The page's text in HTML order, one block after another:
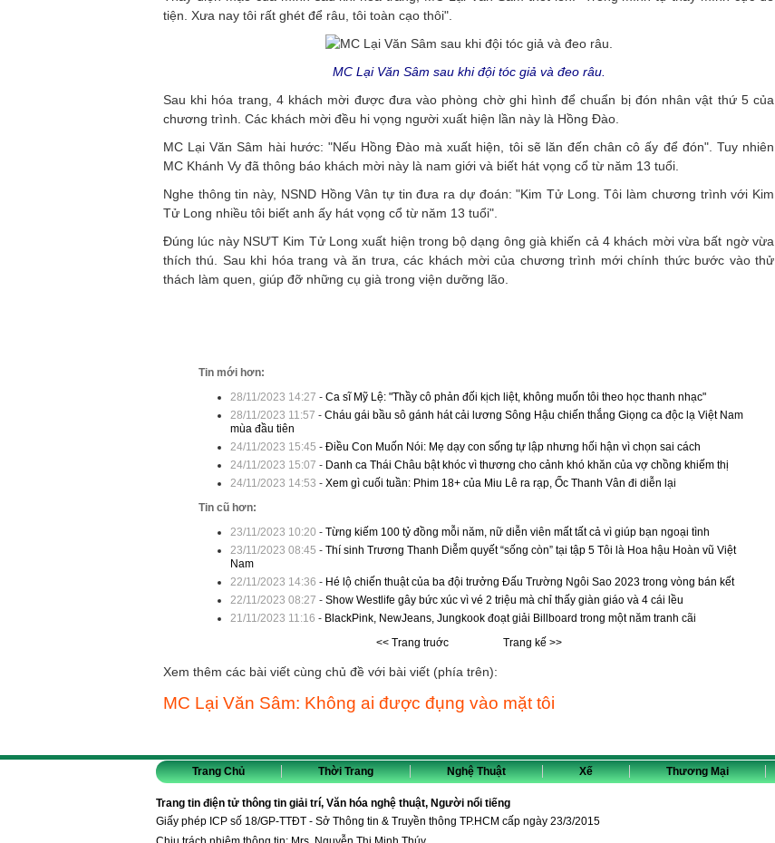
tiện. Xưa nay tôi rất ghét để râu, tôi toàn cạo thôi".
MC Lại Văn Sâm sau khi đội tóc giả và đeo râu.
Sau khi hóa trang, 4 khách mời được đưa vào phòng chờ ghi hình để chuẩn bị đón nhân vật thứ 5 của
chương trình. Các khách mời đều hi vọng người xuất hiện lần này là Hồng Đào.
MC Lại Văn Sâm hài hước: "Nếu Hồng Đào mà xuất hiện, tôi sẽ lăn đến chân cô ấy để đón". Tuy nhiên
MC Khánh Vy đã thông báo khách mời này là nam giới và biết hát vọng cổ từ năm 13 tuổi.
Nghe thông tin này, NSND Hồng Vân tự tin đưa ra dự đoán: "Kim Tử Long. Tôi làm chương trình với Kim
Tử Long nhiều tôi biết anh ấy hát vọng cổ từ năm 13 tuổi".
Đúng lúc này NSƯT Kim Tử Long xuất hiện trong bộ dạng ông già khiến cả 4 khách mời vừa bất ngờ vừa
thích thú. Sau khi hóa trang và ăn trưa, các khách mời của chương trình mới chính thức bước vào thử
thách làm quen, giúp đỡ những cụ già trong viện dưỡng lão.
Tin mới hơn:
28/11/2023 14:27 - Ca sĩ Mỹ Lệ: "Thầy cô phản đối kịch liệt, không muốn tôi theo học thanh nhạc"
28/11/2023 11:57 - Cháu gái bầu sô gánh hát cải lương Sông Hậu chiến thắng Giọng ca độc lạ Việt Nam
mùa đầu tiên
24/11/2023 15:45 - Điều Con Muốn Nói: Mẹ dạy con sống tự lập nhưng hối hận vì chọn sai cách
24/11/2023 15:07 - Danh ca Thái Châu bật khóc vì thương cho cảnh khó khăn của vợ chồng khiếm thị
24/11/2023 14:53 - Xem gì cuối tuần: Phim 18+ của Miu Lê ra rạp, Ốc Thanh Vân đi diễn lại
Tin cũ hơn:
23/11/2023 10:20 - Từng kiếm 100 tỷ đồng mỗi năm, nữ diễn viên mất tất cả vì giúp bạn ngoại tình
23/11/2023 08:45 - Thí sinh Trương Thanh Diễm quyết “sống còn” tại tập 5 Tôi là Hoa hậu Hoàn vũ Việt
Nam
22/11/2023 14:36 - Hé lộ chiến thuật của ba đội trưởng Đấu Trường Ngôi Sao 2023 trong vòng bán kết
22/11/2023 08:27 - Show Westlife gây bức xúc vì vé 2 triệu mà chỉ thấy giàn giáo và 4 cái lều
21/11/2023 11:16 - BlackPink, NewJeans, Jungkook đoạt giải Billboard trong một năm tranh cãi
<< Trang truớc
Trang kế >>
Xem thêm các bài viết cùng chủ đề với bài viết (phía trên):
MC Lại Văn Sâm: Không ai được đụng vào mặt tôi
Trang Chủ Thời Trang Nghệ Thuật Xế Thương Mại
Trang tin điện tử thông tin giải trí, Văn hóa nghệ thuật, Người nổi tiếng
Giấy phép ICP số 18/GP-TTĐT - Sở Thông tin & Truyền thông TP.HCM cấp ngày 23/3/2015